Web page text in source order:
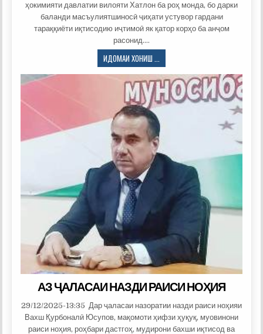
ҳокимияти давлатии вилояти Хатлон ба роҳ монда, бо дарки
баланди масъулиятшиносӣ ҷиҳати устувор гардани
тараққиёти иқтисодию иҷтимоӣ як қатор корҳо ба анҷом
расонид….
ИДОМАИ ХОНИШ ...
РАИСИ
НОҲИЯИ
ВАХШ
МУҲТАРАМ
ҚУРБОНАЛӢ
ҚУВВАТОВИЧ
БА
МАҶЛИСИ
НОҲИЯИ
ДАВРАИ
СОЛИ
2025
АЗ ҶАЛАСАИ НАЗДИ РАИСИ НОҲИЯ
29/12/2025-13:35 Дар ҷаласаи назоратии назди раиси ноҳияи
Вахш Қурбоналӣ Юсупов, мақомоти ҳифзи ҳуқуқ, муовинони
раиси ноҳия, роҳбари дастгоҳ, мудирони бахши иқтисод ва